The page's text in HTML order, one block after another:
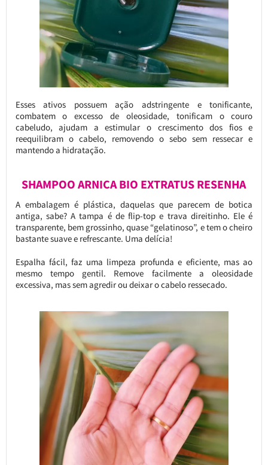
Esses ativos possuem ação adstringente e tonificante,
combatem o excesso de oleosidade, tonificam o couro
cabeludo, ajudam a estimular o crescimento dos fios e
reequilibram o cabelo, removendo o sebo sem ressecar e
mantendo a hidratação.
SHAMPOO ARNICA BIO EXTRATUS RESENHA
A embalagem é plástica, daquelas que parecem de botica
antiga, sabe? A tampa é de flip-top e trava direitinho. Ele é
transparente, bem grossinho, quase “gelatinoso”, e tem o cheiro
bastante suave e refrescante. Uma delícia!
Espalha fácil, faz uma limpeza profunda e eficiente, mas ao
mesmo tempo gentil. Remove facilmente a oleosidade
excessiva, mas sem agredir ou deixar o cabelo ressecado.